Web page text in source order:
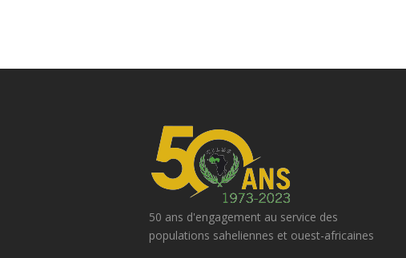
50 ans d'engagement au service des
populations saheliennes et ouest-africaines